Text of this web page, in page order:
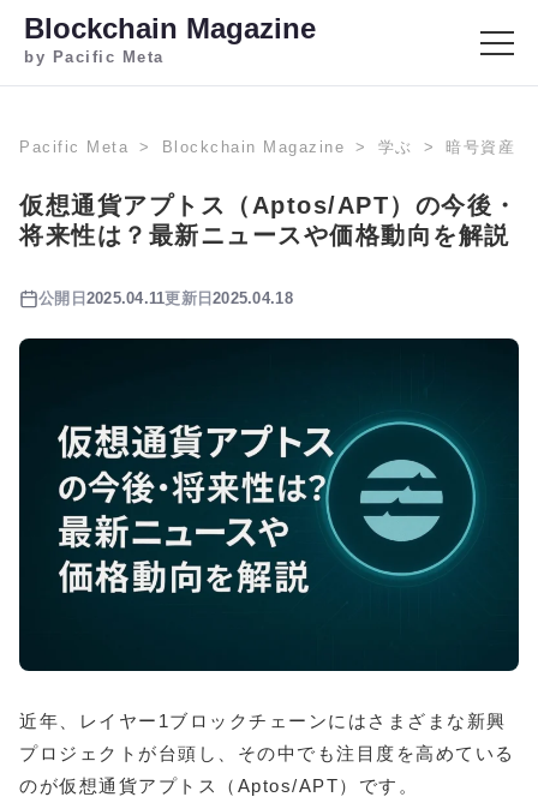
Blockchain Magazine
by Pacific Meta
Pacific Meta Blockchain Magazine 学ぶ 暗号資産
仮想通貨アプトス（Aptos/APT）の今後・
将来性は？最新ニュースや価格動向を解説
公開日 2025.04.11更新日2025.04.18
近年、レイヤー1ブロックチェーンにはさまざまな新興
プロジェクトが台頭し、その中でも注目度を高めている
のが仮想通貨アプトス（Aptos/APT）です。